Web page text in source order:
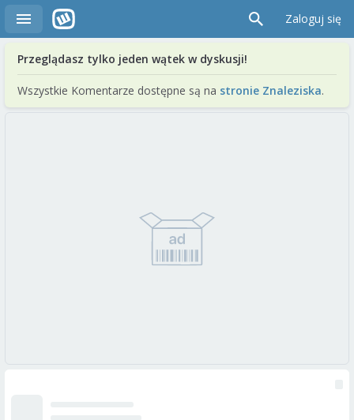
Zaloguj się
Przeglądasz tylko jeden wątek w dyskusji!
Wszystkie Komentarze dostępne są na stronie Znaleziska.